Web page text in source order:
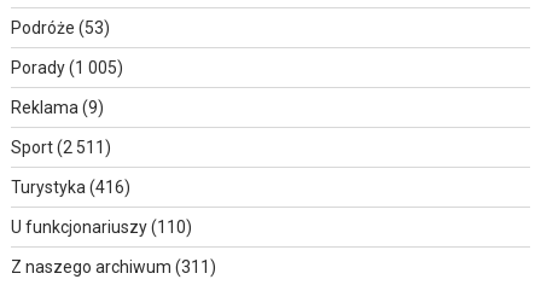
Podróże (53)
Porady(1 005)
Reklama(9)
Sport(2 511)
Turystyka(416)
U funkcjonariuszy(110)
Z naszego archiwum (311)